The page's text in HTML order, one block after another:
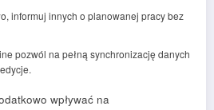
informuj innych o planowanej pracy bez
pozwól na pełną synchronizację danych
wpływać na